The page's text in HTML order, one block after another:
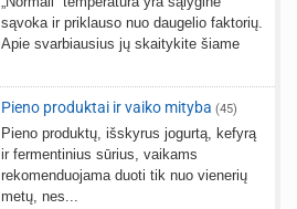
sąvoka ir priklauso nuo daugelio faktorių.
Apie svarbiausius jų skaitykite šiame
Pieno produktai ir vaiko mityba (45)
Pieno produktų, išskyrus jogurtą, kefyrą
ir fermentinius sūrius, vaikams
rekomenduojama duoti tik nuo vienerių
metų, nes...